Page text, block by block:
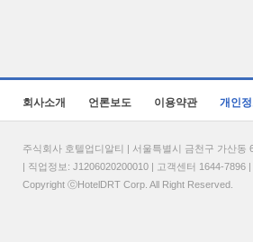
회사소개 언론보도 이용약관 개인
주식회사 호텔업디알티 | 서울특별시 금천구 가산
| 직업정보: J1206020200010 | 고객센터 1644-7896
Copyright ⓒHotelDRT Corp. All Right Reserved.